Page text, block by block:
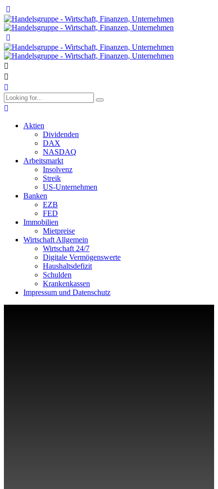
Aktien
Dividenden
DAX
NASDAQ
Arbeitsmarkt
Insolvenz
Streik
US-Unternehmen
Banken
EZB
FED
Immobilien
Mietpreise
Wirtschaft Allgemein
Wirtschaft 24/7
Digitale Vermögenswerte
Haushaltsdefizit
Schulden
Krankenkassen
Impressum und Datenschutz